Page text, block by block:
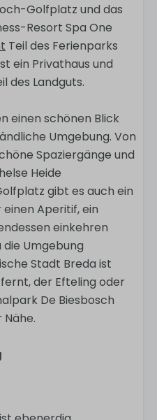
Golfplatz und das
Resort Spa One
Teil des Ferienparks
ein Privathaus und
des Landguts.
einen schönen Blick
Umgebung. Von
Spaziergänge und
Heide
gibt es auch ein
Aperitif, ein
einkehren
Umgebung
Stadt Breda ist
der Efteling oder
De Biesbosch